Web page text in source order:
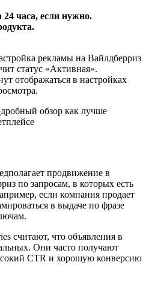
часа, если нужно.
рекламы на Вайлдберриз
статус «Активная».
отображаться в настройках
продвижение в
по запросам, в которых есть
если компания продает
в выдаче по фразе
считают, что объявления в
Они часто получают
CTR и хорошую конверсию